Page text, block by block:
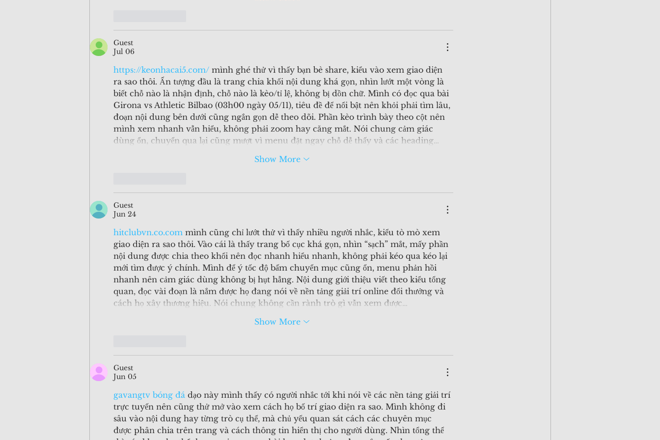
Guest
Jul 06
https://keonhacai5.com/ mình ghé thử vì thấy bạn bè share, kiểu vào xem giao diện
ra sao thôi. Ấn tượng đầu là trang chia khối nội dung khá gọn, nhìn lướt một vòng là
biết chỗ nào là nhận định, chỗ nào là kèo/tỉ lệ, không bị dồn chữ. Mình có đọc qua bài
Girona vs Athletic Bilbao (03h00 ngày 05/11), tiêu đề để nổi bật nên khỏi phải tìm lâu,
đoạn nội dung bên dưới cũng ngắn gọn dễ theo dõi. Phần kèo trình bày theo cột nên
mình xem nhanh vẫn hiểu, không phải zoom hay căng mắt. Nói chung cảm giác
dùng ổn, chuyển qua lại cũng mượt vì menu đặt ngay chỗ dễ thấy và các heading…
Show More
Guest
Jun 24
hitclubvn.co.com mình cũng chỉ lướt thử vì thấy nhiều người nhắc, kiểu tò mò xem
giao diện ra sao thôi. Vào cái là thấy trang bố cục khá gọn, nhìn “sạch” mắt, mấy phần
nội dung được chia theo khối nên đọc nhanh hiểu nhanh, không phải kéo qua kéo lại
mới tìm được ý chính. Mình để ý tốc độ bấm chuyển mục cũng ổn, menu phản hồi
nhanh nên cảm giác dùng không bị hụt hẫng. Nội dung giới thiệu viết theo kiểu tổng
quan, đọc vài đoạn là nắm được họ đang nói về nền tảng giải trí online đổi thưởng và
cách họ xây thương hiệu. Nói chung không cần rành trò gì vẫn xem được…
Show More
Guest
Jun 05
gavangtv bóng đá dạo này mình thấy có người nhắc tới khi nói về các nền tảng giải trí
trực tuyến nên cũng thử mở vào xem cách họ bố trí giao diện ra sao. Mình không đi
sâu vào nội dung hay từng trò cụ thể, mà chủ yếu quan sát cách các chuyên mục
được phân chia trên trang và cách thông tin hiển thị cho người dùng. Nhìn tổng thể